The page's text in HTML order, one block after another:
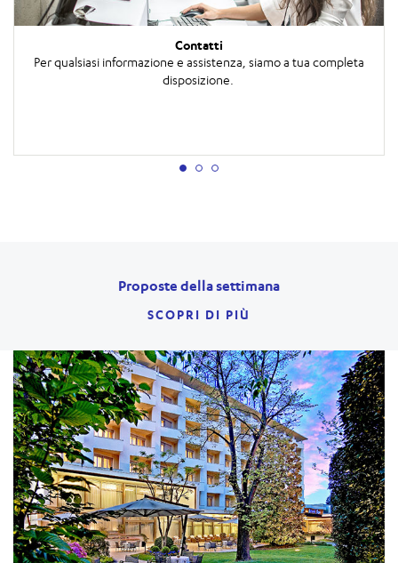
Contatti
Per qualsiasi informazione e assistenza, siamo a tua completa
disposizione.
Proposte della settimana
SCOPRI DI PIÙ